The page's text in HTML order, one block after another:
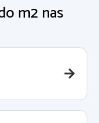
m2 nas